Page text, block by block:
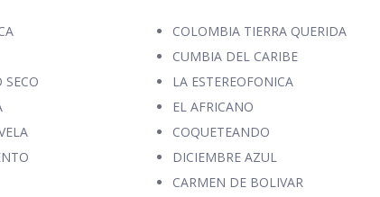
COLOMBIA TIERRA QUERIDA
CUMBIA DEL CARIBE
LA ESTEREOFONICA
EL AFRICANO
COQUETEANDO
DICIEMBRE AZUL
CARMEN DE BOLIVAR